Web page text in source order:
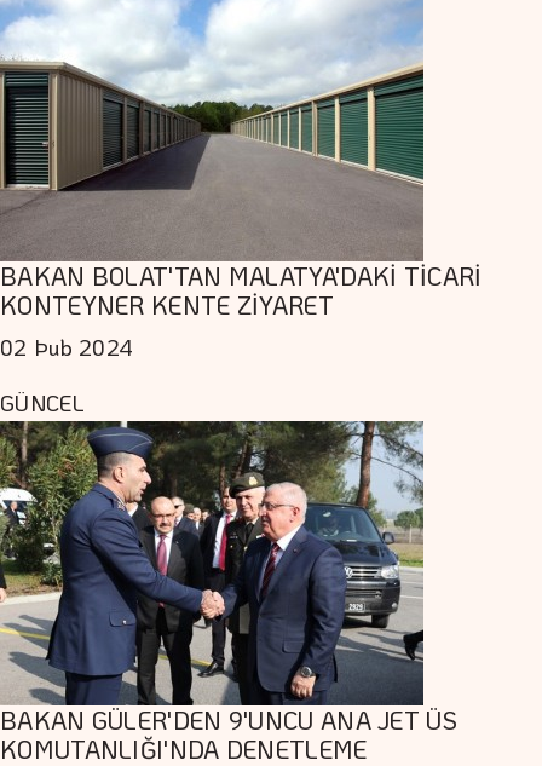
BAKAN BOLAT'TAN MALATYA'DAKİ TİCARİ
KONTEYNER KENTE ZİYARET
02 Þub 2024
GÜNCEL
BAKAN GÜLER'DEN 9'UNCU ANA JET ÜS
KOMUTANLIĞI'NDA DENETLEME